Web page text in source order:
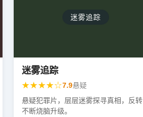
迷雾追踪
迷雾追踪
★★★★☆7.9悬疑
悬疑犯罪片，层层迷雾探寻真相，反转
不断烧脑升级。